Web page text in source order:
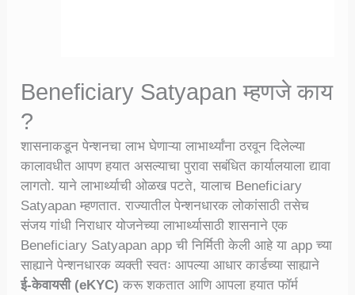
Beneficiary Satyapan म्हणजे काय
?
शासनाकडून पेन्शनचा लाभ घेणाऱ्या लाभार्थ्यांना ठरवून दिलेल्या
कालावधीत आपण हयात असल्याचा पुरावा सबंधित कार्यालयाला द्यावा
लागतो. याने लाभार्थ्याची ओळख पटते, यालाच Beneficiary
Satyapan म्हणतात. राज्यातील पेन्शनधारक लोकांसाठी तसेच
संजय गांधी निराधार योजनेच्या लाभार्थ्यासाठी शासनाने एक
Beneficiary Satyapan app ची निर्मिती केली आहे या app च्या
साह्याने पेन्शनधारक व्यक्ती स्वतः आपल्या आधार कार्डच्या साह्याने
ई-केवायसी (eKYC) करू शकतात आणि आपला हयात फॉर्म